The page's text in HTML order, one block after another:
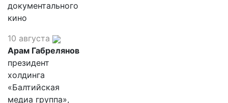
документального
кино
10 августа
Арам Габрелянов
президент
холдинга
«Балтийская
медиа группа»,